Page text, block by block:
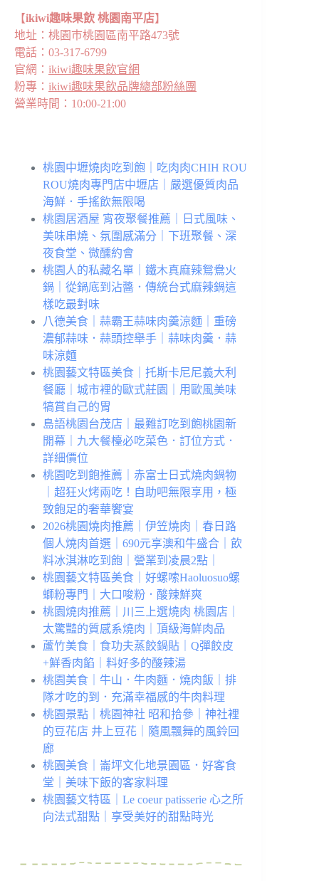
【ikiwi趣味果飲 桃園南平店】
地址：桃園巿桃園區南平路473號
電話：03-317-6799
官網： ikiwi趣味果飲官網
粉專： ikiwi趣味果飲品牌總部粉絲團
營業時間：10:00-21:00
桃園中壢燒肉吃到飽｜吃肉肉CHIH ROU
ROU燒肉專門店中壢店｜嚴選優質肉品
海鮮．手搖飲無限喝
桃園居酒屋 宵夜聚餐推薦｜日式風味、
美味串燒、氛圍感滿分｜下班聚餐、深
夜食堂、微醺約會
桃園人的私藏名單｜鐵木真麻辣鴛鴦火
鍋｜從鍋底到沾醬．傳統台式麻辣鍋這
樣吃最對味
八德美食｜蒜霸王蒜味肉羹涼麵｜重磅
濃郁蒜味．蒜頭控舉手｜蒜味肉羹．蒜
味涼麵
桃園藝文特區美食｜托斯卡尼尼義大利
餐廳｜城市裡的歐式莊園｜用歐風美味
犒賞自己的胃
島語桃園台茂店｜最難訂吃到飽桃園新
開幕｜九大餐檯必吃菜色．訂位方式．
詳細價位
桃園吃到飽推薦｜赤富士日式燒肉鍋物
｜超狂火烤兩吃！自助吧無限享用，極
致飽足的奢華饗宴
2026桃園燒肉推薦｜伊笠燒肉｜春日路
個人燒肉首選｜690元享澳和牛盛合｜飲
料冰淇淋吃到飽｜營業到凌晨2點｜
桃園藝文特區美食｜好螺嗦Haoluosuo螺
螄粉專門｜大口唆粉．酸辣鮮爽
桃園燒肉推薦｜川三上選燒肉 桃園店｜
太驚豔的質感系燒肉｜頂級海鮮肉品
蘆竹美食｜食功夫蒸餃鍋貼｜Q彈餃皮
+鮮香肉餡｜料好多的酸辣湯
桃園美食｜牛山．牛肉麵．燒肉飯｜排
隊才吃的到．充滿幸福感的牛肉料理
桃園景點｜桃園神社 昭和拾參｜神社裡
的豆花店 井上豆花｜隨風飄舞的風鈴回
廊
桃園美食｜崙坪文化地景園區．好客食
堂｜美味下飯的客家料理
桃園藝文特區｜Le coeur patisserie 心之所
向法式甜點｜享受美好的甜點時光